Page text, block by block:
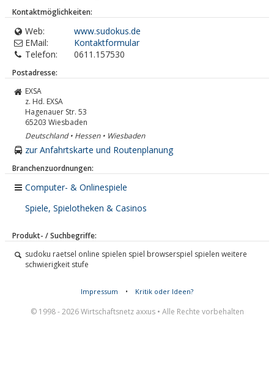
Kontaktmöglichkeiten:
Web:
www.sudokus.de
EMail:
Kontaktformular
Telefon:
0611.157530
Postadresse:
EXSA
z. Hd. EXSA
Hagenauer Str. 53
65203 Wiesbaden
Deutschland • Hessen • Wiesbaden
zur Anfahrtskarte und Routenplanung
Branchenzuordnungen:
Computer- & Onlinespiele
Spiele, Spielotheken & Casinos
Produkt- / Suchbegriffe:
sudoku raetsel online spielen spiel browserspiel spielen weitere
schwierigkeit stufe
Impressum • Kritik oder Ideen?
© 1998 - 2026 Wirtschaftsnetz axxus • Alle Rechte vorbehalten